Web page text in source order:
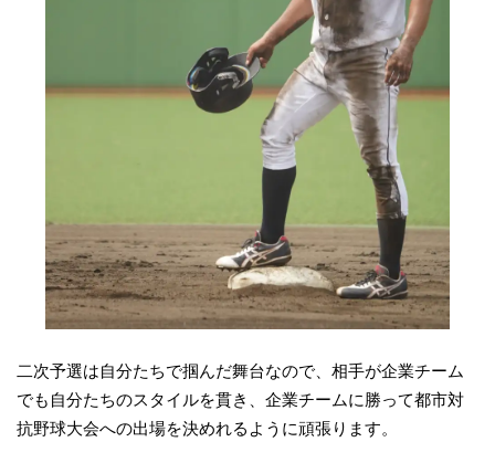
二次予選は自分たちで掴んだ舞台なので、相手が企業チーム
でも自分たちのスタイルを貫き、企業チームに勝って都市対
抗野球大会への出場を決めれるように頑張ります。